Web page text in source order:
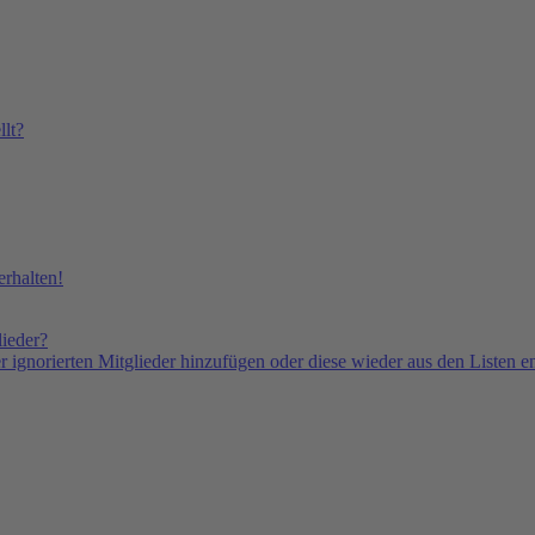
Mitglieder hinzufügen oder diese wieder aus den Listen